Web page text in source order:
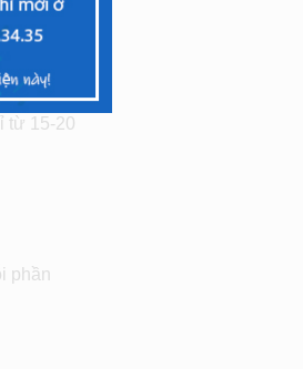
mềm
từ 15-20
phần